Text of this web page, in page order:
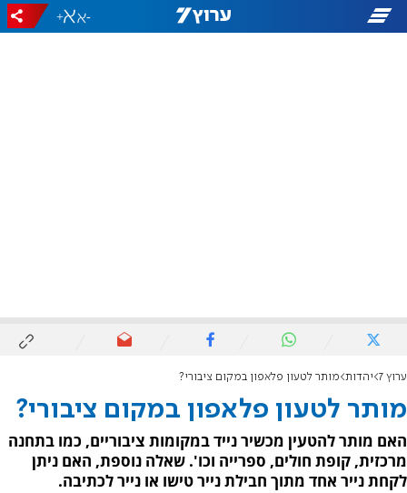
-
+
ערוץ 7 יהדות מותר לטעון פלאפון במקום ציבורי?
מותר לטעון פלאפון במקום ציבורי?
האם מותר להטעין מכשיר נייד במקומות ציבוריים, כמו בתחנה
מרכזית, קופת חולים, ספרייה וכו'. שאלה נוספת, האם ניתן
לקחת נייר אחד מתוך חבילת נייר טישו או נייר לכתיבה.